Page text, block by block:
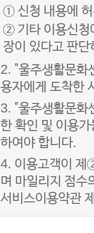
① 신청 내용에
② 기타 이용신청
장이 있다고 판단
2. "울주생활문화
용자에게 도착한
3. "울주생활문화
한 확인 및 이용
하여야 합니다.
4. 이용고객이 제
며 마일리지 점수
서비스이용약관